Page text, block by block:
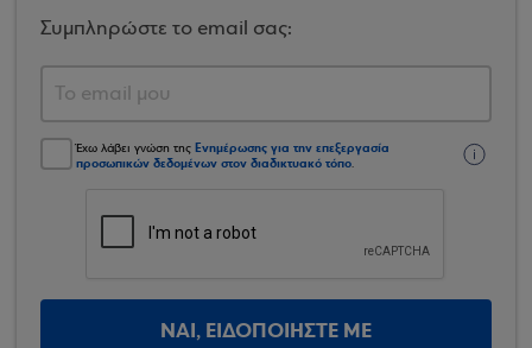
Συμπληρώστε το email σας:
Έχω λάβει γνώση της Ενημέρωσης για την επεξεργασία
προσωπικών δεδομένων στον διαδικτυακό τόπο.
ΝΑΙ, ΕΙΔΟΠΟΙΗΣΤΕ ΜΕ